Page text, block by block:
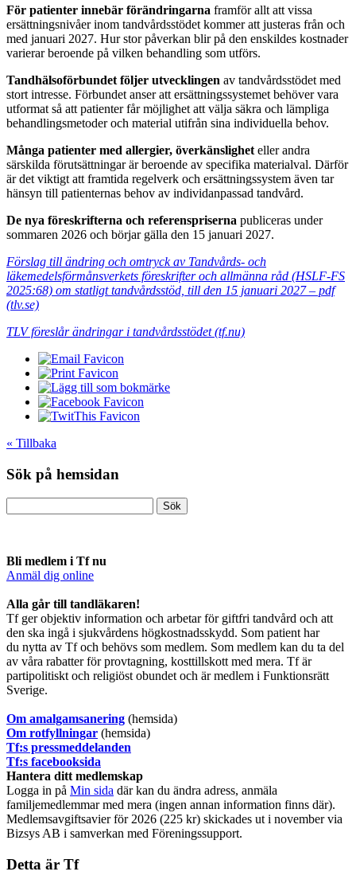
För patienter innebär förändringarna framför allt att vissa
ersättningsnivåer inom tandvårdsstödet kommer att justeras från och
med januari 2027. Hur stor påverkan blir på den enskildes kostnader
varierar beroende på vilken behandling som utförs.
Tandhälsoförbundet följer utvecklingen av tandvårdsstödet med
stort intresse. Förbundet anser att ersättningssystemet behöver vara
utformat så att patienter får möjlighet att välja säkra och lämpliga
behandlingsmetoder och material utifrån sina individuella behov.
Många patienter med allergier, överkänslighet eller andra
särskilda förutsättningar är beroende av specifika materialval. Därför
är det viktigt att framtida regelverk och ersättningssystem även tar
hänsyn till patienternas behov av individanpassad tandvård.
De nya föreskrifterna och referenspriserna publiceras under
sommaren 2026 och börjar gälla den 15 januari 2027.
Förslag till ändring och omtryck av Tandvårds- och
läkemedelsförmånsverkets föreskrifter och allmänna råd (HSLF-FS
2025:68) om statligt tandvårdsstöd, till den 15 januari 2027 – pdf
(tlv.se)
TLV föreslår ändringar i tandvårdsstödet (tf.nu)
« Tillbaka
Sök på hemsidan
Bli medlem i Tf nu
Anmäl dig online
​Alla går till tandläkaren!
Tf ger objektiv information och arbetar för giftfri tandvård och att
den ska ingå i sjukvårdens högkostnadsskydd. Som patient har
du nytta av Tf och behövs som medlem. Som medlem kan du ta del
av våra rabatter för provtagning, kosttillskott med mera. Tf är
partipolitiskt och religiöst obundet och är medlem i Funktionsrätt
Sverige.
Om amalgamsanering (hemsida)
Om rotfyllningar (hemsida)
​Tf:s pressmeddelanden
Tf:s facebooksida
Hantera ditt medlemskap
Logga in på Min sida där kan du ändra adress, anmäla
familjemedlemmar med mera (ingen annan information finns där).
Medlemsavgiftsavier för 2026 (225 kr) skickades ut i november via
Bizsys AB i samverkan med Föreningssupport.
Detta är Tf